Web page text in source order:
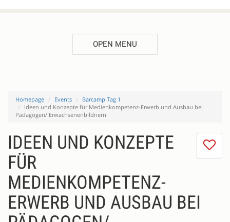
OPEN MENU
Homepage Events
Barcamp Tag 1
Ideen und Konzepte für Medienkompetenz-Erwerb und Ausbau bei
Pädagogen/ Erwachsenenbildnern
I
IDEEN UND KONZEPTE
FÜR
MEDIENKOMPETENZ-
ERWERB UND AUSBAU BEI